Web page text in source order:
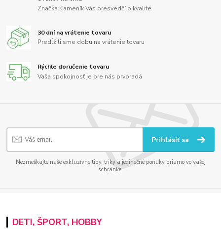
Značka Kameník Vás presvedčí o kvalite
30 dní na vrátenie tovaru
Predĺžili sme dobu na vrátenie tovaru
Rýchle doručenie tovaru
Vaša spokojnosť je pre nás prvoradá
Prihlásiť sa
Nezmeškajte naše exkluzívne tipy, triky a jedinečné ponuky priamo vo vašej
schránke.
DETI, ŠPORT, HOBBY